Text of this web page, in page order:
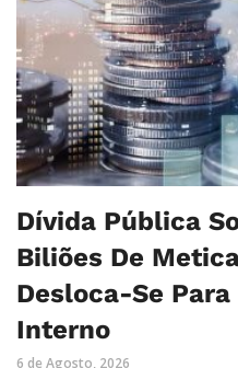
Dívida Pública
Biliões De
Desloca-Se
Interno
6 de Agosto, 2026